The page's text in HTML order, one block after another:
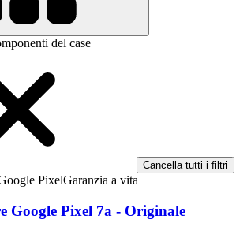
del case
Cancella tutti i filtri
PixelGaranzia a vita
Google Pixel 7a - Originale